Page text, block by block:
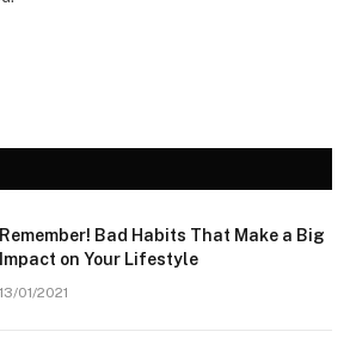
Remember! Bad Habits That Make a Big
Impact on Your Lifestyle
13/01/2021